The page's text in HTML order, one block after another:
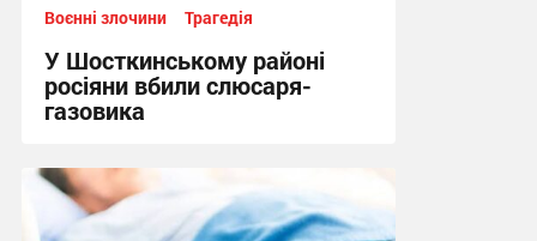
Воєнні злочини Трагедія
У Шосткинському районі
росіяни вбили слюсаря-
газовика
14:58, 1.08.2026